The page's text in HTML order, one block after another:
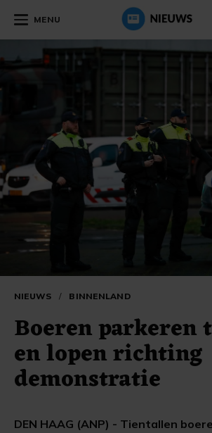
MENU
NIEUWS / BINNENLAND
Boeren parkeren
en lopen richting
demonstratie
DEN HAAG (ANP) - Tientallen